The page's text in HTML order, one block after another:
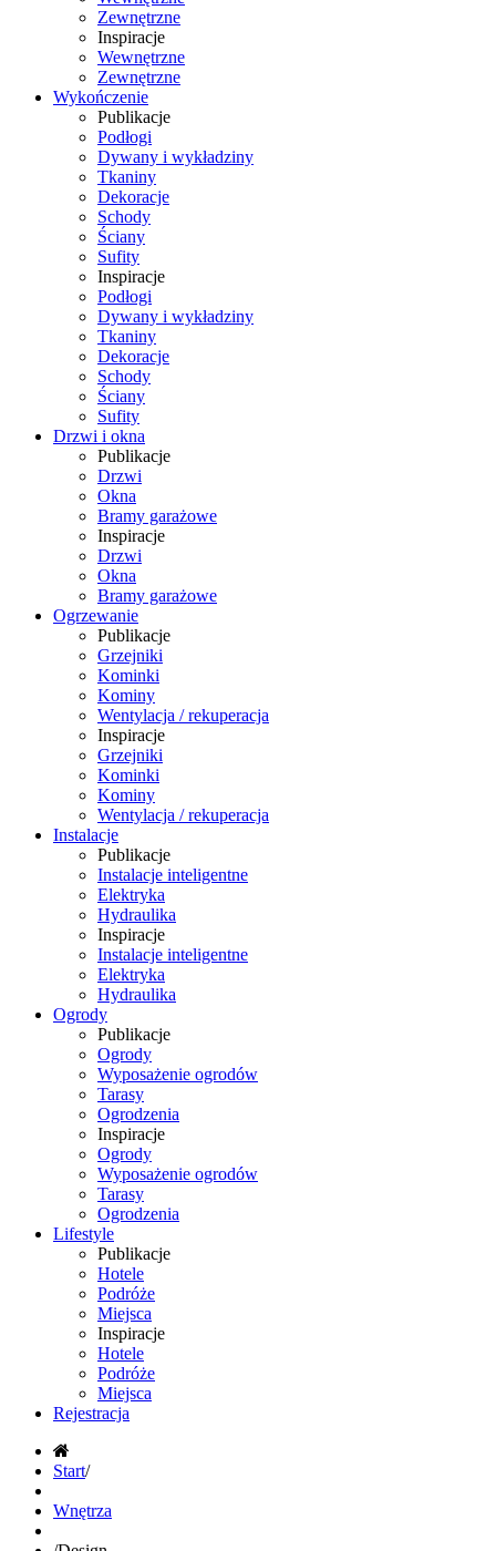
Zewnętrzne
Inspiracje
Wewnętrzne
Zewnętrzne
Wykończenie
Publikacje
Podłogi
Dywany i wykładziny
Tkaniny
Dekoracje
Schody
Ściany
Sufity
Inspiracje
Podłogi
Dywany i wykładziny
Tkaniny
Dekoracje
Schody
Ściany
Sufity
Drzwi i okna
Publikacje
Drzwi
Okna
Bramy garażowe
Inspiracje
Drzwi
Okna
Bramy garażowe
Ogrzewanie
Publikacje
Grzejniki
Kominki
Kominy
Wentylacja / rekuperacja
Inspiracje
Grzejniki
Kominki
Kominy
Wentylacja / rekuperacja
Instalacje
Publikacje
Instalacje inteligentne
Elektryka
Hydraulika
Inspiracje
Instalacje inteligentne
Elektryka
Hydraulika
Ogrody
Publikacje
Ogrody
Wyposażenie ogrodów
Tarasy
Ogrodzenia
Inspiracje
Ogrody
Wyposażenie ogrodów
Tarasy
Ogrodzenia
Lifestyle
Publikacje
Hotele
Podróże
Miejsca
Inspiracje
Hotele
Podróże
Miejsca
Rejestracja
Start/
Wnętrza